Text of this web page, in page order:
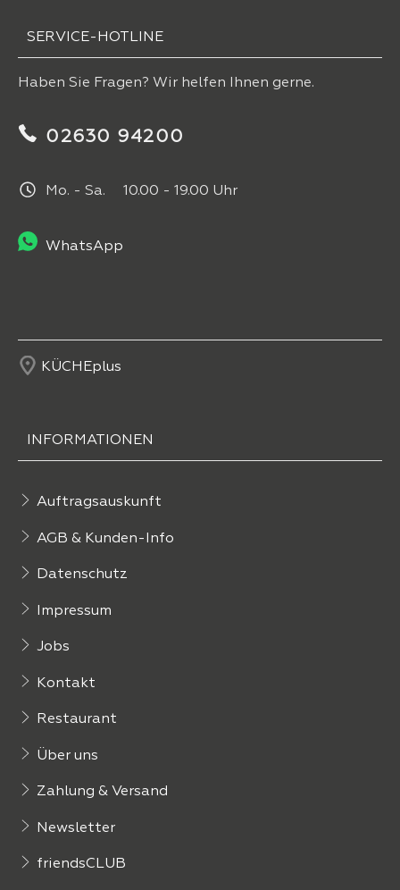
SERVICE-HOTLINE
Haben Sie Fragen? Wir helfen Ihnen gerne.
02630 94200
Mo. - Sa. 10.00 - 19.00 Uhr
WhatsApp
KÜCHEplus
INFORMATIONEN
Auftragsauskunft
AGB & Kunden-Info
Datenschutz
Impressum
Jobs
Kontakt
Restaurant
Über uns
Zahlung & Versand
Newsletter
friendsCLUB